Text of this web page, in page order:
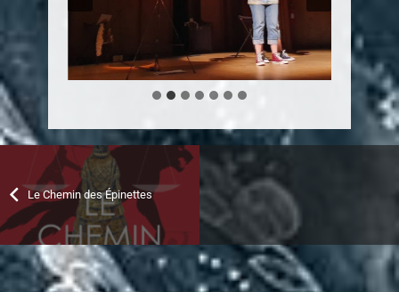
Le Chemin des Épinettes